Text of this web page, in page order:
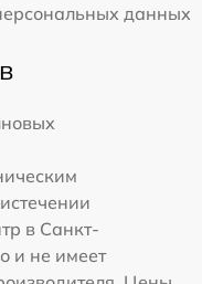
данных
в Санкт-
и не имеет